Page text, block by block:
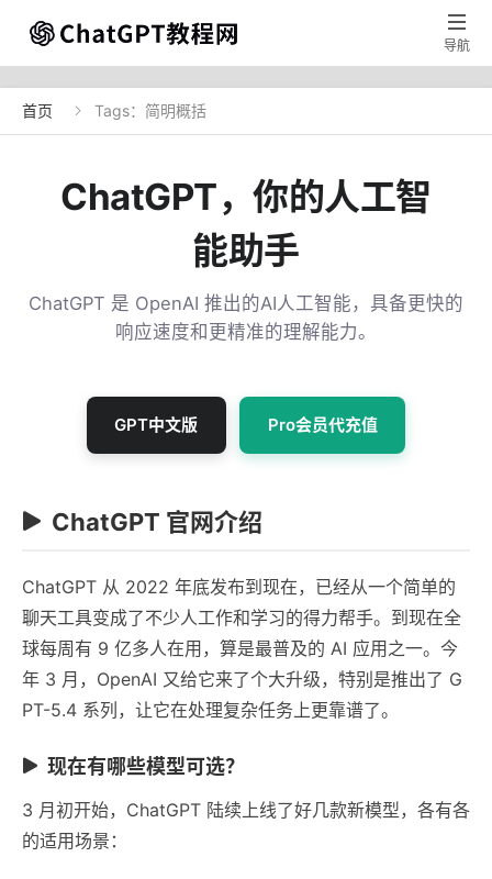

导航
首页  Tags：简明概括
ChatGPT，你的人工智
能助手
ChatGPT 是 OpenAI 推出的AI人工智能，具备更快的
响应速度和更精准的理解能力。
GPT中文版 Pro会员代充值
ChatGPT 官网介绍
ChatGPT 从 2022 年底发布到现在，已经从一个简单的
聊天工具变成了不少人工作和学习的得力帮手。到现在全
球每周有 9 亿多人在用，算是最普及的 AI 应用之一。今
年 3 月，OpenAI 又给它来了个大升级，特别是推出了 G
PT-5.4 系列，让它在处理复杂任务上更靠谱了。
现在有哪些模型可选？
3 月初开始，ChatGPT 陆续上线了好几款新模型，各有各
的适用场景：